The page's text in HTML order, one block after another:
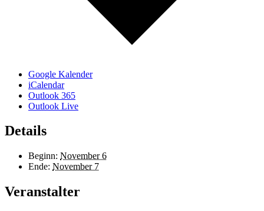
Google Kalender
iCalendar
Outlook 365
Outlook Live
Details
Beginn: November 6
Ende: November 7
Veranstalter